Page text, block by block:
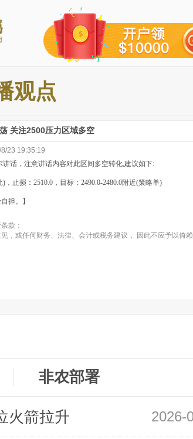
观点
关注2500压力区域多空
23 19:35:19
话，注意讲话内容对此区间多空转化,建议如下:
止损：2510.0，目标：2490.0-2480.0附近(策略单)
担。】
款：
，或任何财务、法律、会计或税务建议， 因此不应予以倚赖
非农部署
火箭拉升 2026-